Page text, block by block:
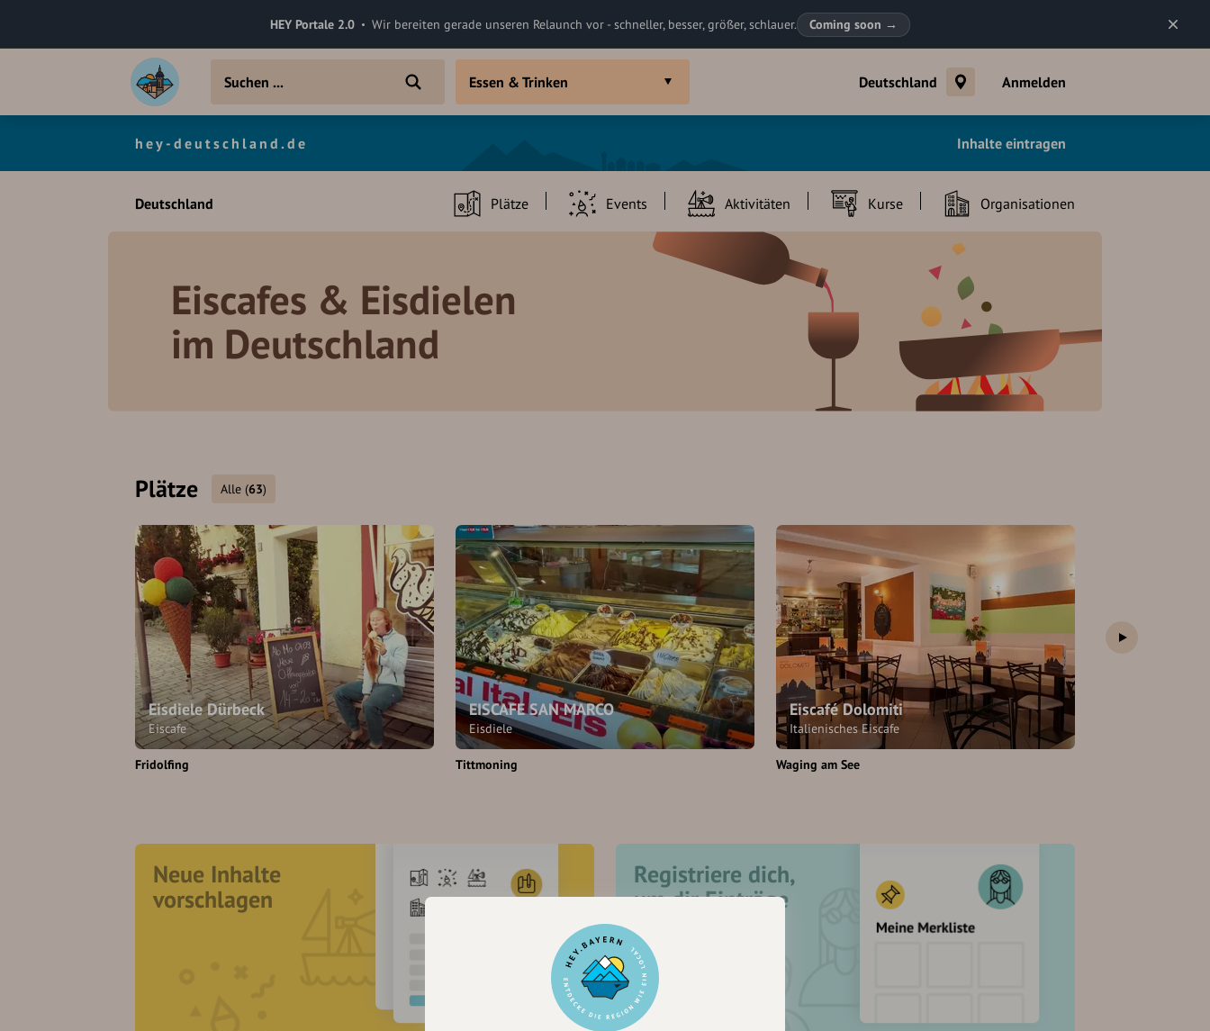
HEY Portale 2.0 Wir bereiten gerade unseren Relaunch vor - schneller, besser, größer, schlauer. Coming soon →
Deutschland Anmelden
hey-deutschland.de Inhalte eintragen
Essen & Trinken
Deutschland Plätze Events Aktivitäten Kurse Organisationen
Eiscafes & Eisdielen
im Deutschland
Plätze Alle (63)
Eisdiele Dürbeck
Eiscafe
Fridolfing
EISCAFE SAN MARCO
Eisdiele
Tittmoning
Eiscafé Dolomiti
Italienisches Eiscafe
Waging am See
Neue Inhalte
vorschlagen
Registriere dich,
um dir Einträge
zu merken